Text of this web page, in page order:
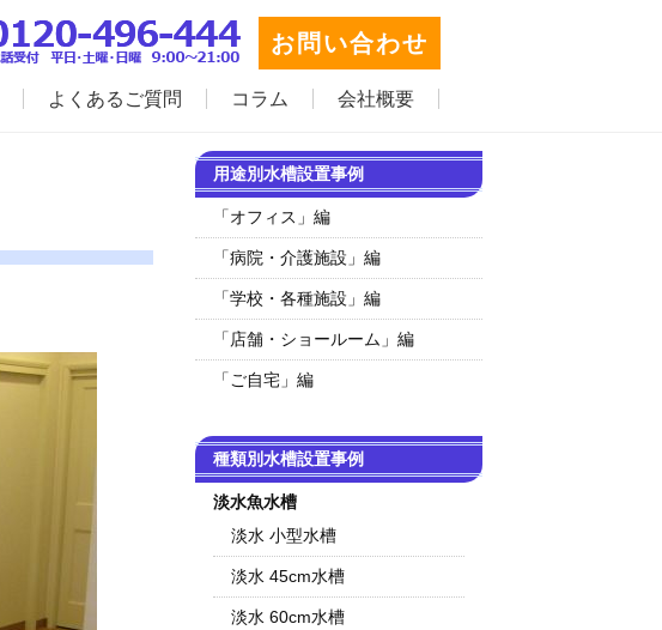
お問い合わせ
よくあるご質問 コラム 会社概要
用途別水槽設置事例
「オフィス」編
「病院・介護施設」編
「学校・各種施設」編
「店舗・ショールーム」編
「ご自宅」編
種類別水槽設置事例
淡水魚水槽
淡水 小型水槽
淡水 45cm水槽
淡水 60cm水槽